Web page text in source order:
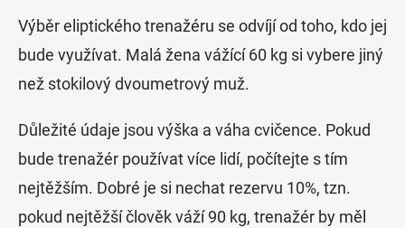
Výběr eliptického trenažéru se odvíjí od toho, kdo jej
bude využívat. Malá žena vážící 60 kg si vybere jiný
než stokilový dvoumetrový muž.
Důležité údaje jsou výška a váha cvičence. Pokud
bude trenažér používat více lidí, počítejte s tím
nejtěžším. Dobré je si nechat rezervu 10%, tzn.
pokud nejtěžší člověk váží 90 kg, trenažér by měl